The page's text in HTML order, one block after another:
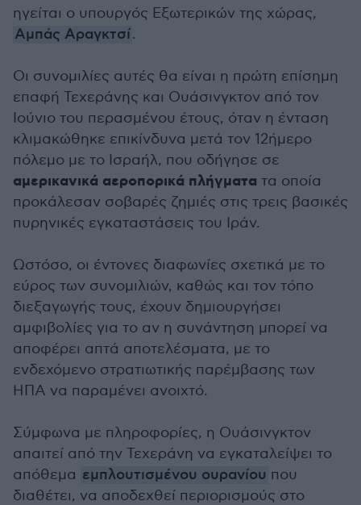
ηγείται ο υπουργός Εξωτερικών της χώρας,
Αμπάς Αραγκτσί.
Οι συνομιλίες αυτές θα είναι η πρώτη επίσημη
επαφή Τεχεράνης και Ουάσινγκτον από τον
Ιούνιο του περασμένου έτους, όταν η ένταση
κλιμακώθηκε επικίνδυνα μετά τον 12ήμερο
πόλεμο με το Ισραήλ, που οδήγησε σε
αμερικανικά αεροπορικά πλήγματα τα οποία
προκάλεσαν σοβαρές ζημιές στις τρεις βασικές
πυρηνικές εγκαταστάσεις του Ιράν.
Ωστόσο, οι έντονες διαφωνίες σχετικά με το
εύρος των συνομιλιών, καθώς και τον τόπο
διεξαγωγής τους, έχουν δημιουργήσει
αμφιβολίες για το αν η συνάντηση μπορεί να
αποφέρει απτά αποτελέσματα, με το
ενδεχόμενο στρατιωτικής παρέμβασης των
ΗΠΑ να παραμένει ανοιχτό.
Σύμφωνα με πληροφορίες, η Ουάσινγκτον
απαιτεί από την Τεχεράνη να εγκαταλείψει το
απόθεμα εμπλουτισμένου ουρανίου που
διαθέτει, να αποδεχθεί περιορισμούς στο